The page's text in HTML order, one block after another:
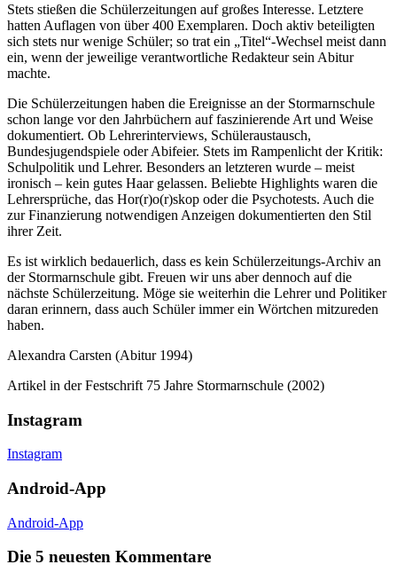
Stets stießen die Schülerzeitungen auf großes Interesse. Letztere
hatten Auflagen von über 400 Exemplaren. Doch aktiv beteiligten
sich stets nur wenige Schüler; so trat ein „Titel“-Wechsel meist dann
ein, wenn der jeweilige verantwortliche Redakteur sein Abitur
machte.
Die Schülerzeitungen haben die Ereignisse an der Stormarnschule
schon lange vor den Jahrbüchern auf faszinierende Art und Weise
dokumentiert. Ob Lehrerinterviews, Schüleraustausch,
Bundesjugendspiele oder Abifeier. Stets im Rampenlicht der Kritik:
Schulpolitik und Lehrer. Besonders an letzteren wurde – meist
ironisch – kein gutes Haar gelassen. Beliebte Highlights waren die
Lehrersprüche, das Hor(r)o(r)skop oder die Psychotests. Auch die
zur Finanzierung notwendigen Anzeigen dokumentierten den Stil
ihrer Zeit.
Es ist wirklich bedauerlich, dass es kein Schülerzeitungs-Archiv an
der Stormarnschule gibt. Freuen wir uns aber dennoch auf die
nächste Schülerzeitung. Möge sie weiterhin die Lehrer und Politiker
daran erinnern, dass auch Schüler immer ein Wörtchen mitzureden
haben.
Alexandra Carsten (Abitur 1994)
Artikel in der Festschrift 75 Jahre Stormarnschule (2002)
Instagram
Instagram
Android-App
Android-App
Die 5 neuesten Kommentare